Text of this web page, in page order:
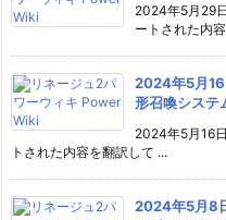
2024年5月29
ートされた内
2024年5月16
形召喚システ
2024年5月16
トされた内容を翻訳して ...
2024年5月8